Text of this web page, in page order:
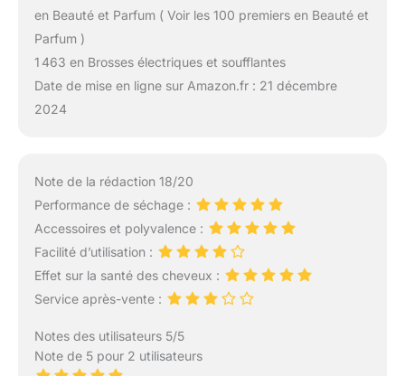
en Beauté et Parfum ( Voir les 100 premiers en Beauté et
Parfum )
1 463 en Brosses électriques et soufflantes
Date de mise en ligne sur Amazon.fr : 21 décembre
2024
Note de la rédaction 18/20
Performance de séchage :
Accessoires et polyvalence :
Facilité d’utilisation :
Effet sur la santé des cheveux :
Service après-vente :
Notes des utilisateurs 5/5
Note de 5 pour 2 utilisateurs